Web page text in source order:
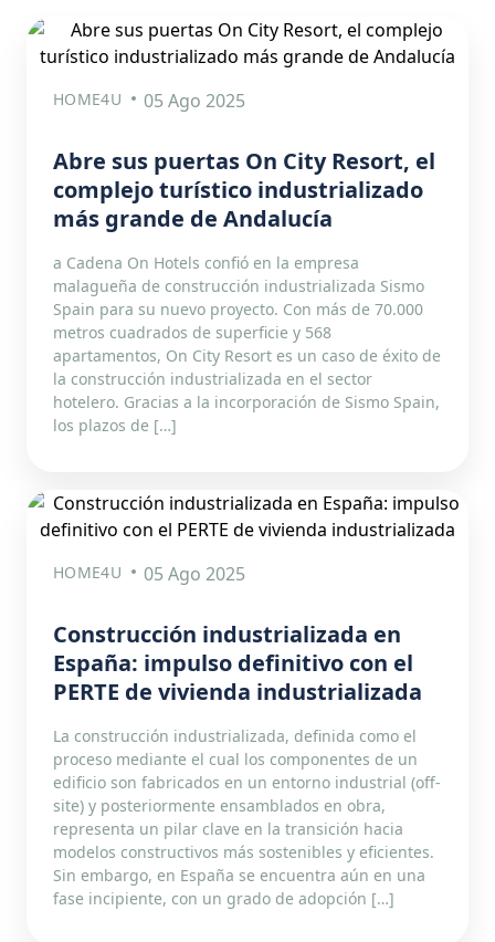
HOME4U 05 Ago 2025
Abre sus puertas On City Resort, el
complejo turístico industrializado
más grande de Andalucía
a Cadena On Hotels confió en la empresa
malagueña de construcción industrializada Sismo
Spain para su nuevo proyecto. Con más de 70.000
metros cuadrados de superficie y 568
apartamentos, On City Resort es un caso de éxito de
la construcción industrializada en el sector
hotelero. Gracias a la incorporación de Sismo Spain,
los plazos de […]
HOME4U 05 Ago 2025
Construcción industrializada en
España: impulso definitivo con el
PERTE de vivienda industrializada
La construcción industrializada, definida como el
proceso mediante el cual los componentes de un
edificio son fabricados en un entorno industrial (off-
site) y posteriormente ensamblados en obra,
representa un pilar clave en la transición hacia
modelos constructivos más sostenibles y eficientes.
Sin embargo, en España se encuentra aún en una
fase incipiente, con un grado de adopción […]